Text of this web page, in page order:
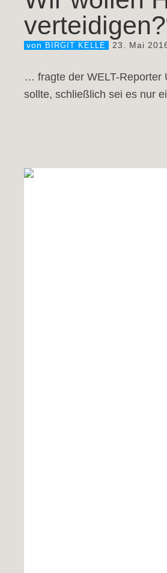
von BIRGIT KELLE 23. Mai
… fragte der WELT-Reporter
sollte, schließlich sei es nur